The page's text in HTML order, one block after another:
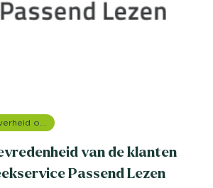
van de klanten
Passend Lezen